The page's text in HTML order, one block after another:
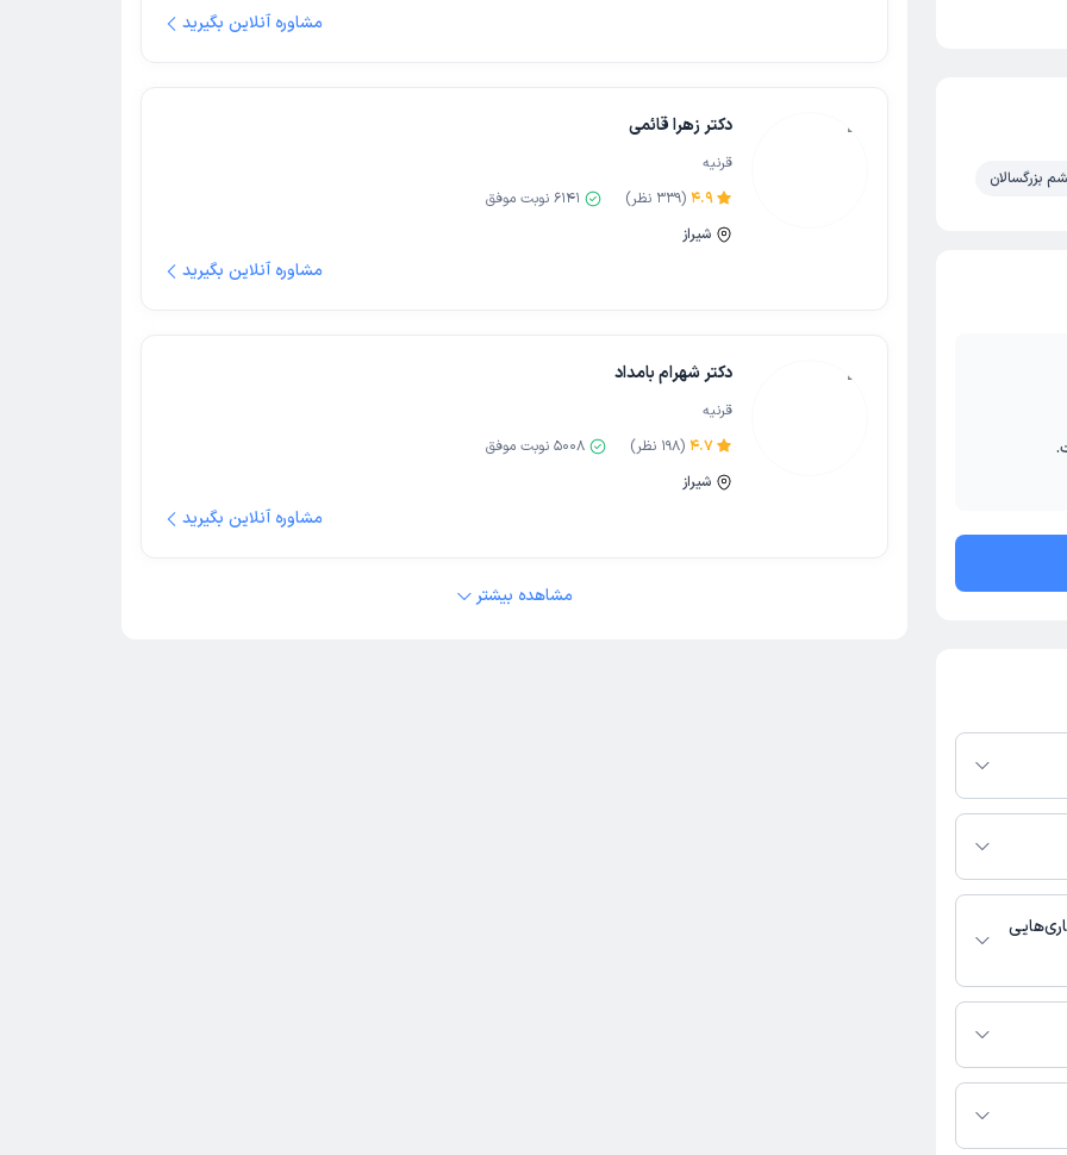
مشاوره آنلاین بگیرید
دکتر زهرا قائمی
قرنیه
4.9
(
339 نظر) 6141 نوبت موفق
شیراز
مشاوره آنلاین بگیرید
دکتر شهرام بامداد
قرنیه
4.7
(
198 نظر) 5008 نوبت موفق
شیراز
مشاوره آنلاین بگیرید
مشاهده بیشتر
بزرگسالان
پلتفرم دکترتو
صورت فعال بودن
پزشکی و
قرنیه, چشم
بگیرید.